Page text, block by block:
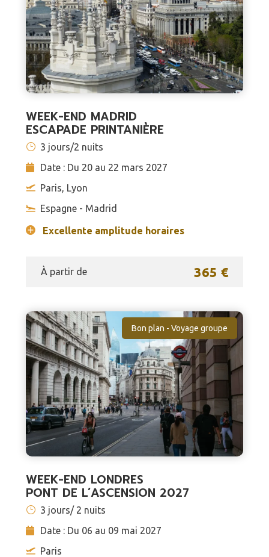
WEEK-END MADRID
ESCAPADE PRINTANIÈRE
3 jours/2 nuits
Date : Du 20 au 22 mars 2027
Paris, Lyon
Espagne - Madrid
Excellente amplitude horaires
À partir de 365 €
Bon plan - Voyage groupe
WEEK-END LONDRES
PONT DE L’ASCENSION 2027
3 jours/ 2 nuits
Date : Du 06 au 09 mai 2027
Paris